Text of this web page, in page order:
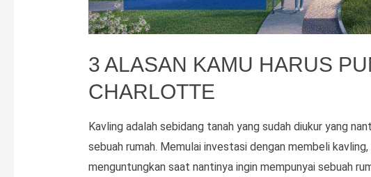
3 ALASAN KAMU HARUS
CHARLOTTE
Kavling adalah sebidang tanah yang sudah diukur yang
sebuah rumah. Memulai investasi dengan membeli
menguntungkan saat nantinya ingin mempunyai sebuah